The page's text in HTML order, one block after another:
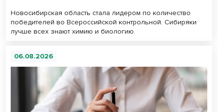
Новосибирская область стала лидером по количество
победителей во Всероссийской контрольной. Сибиряки
лучше всех знают химию и биологию.
06.08.2026